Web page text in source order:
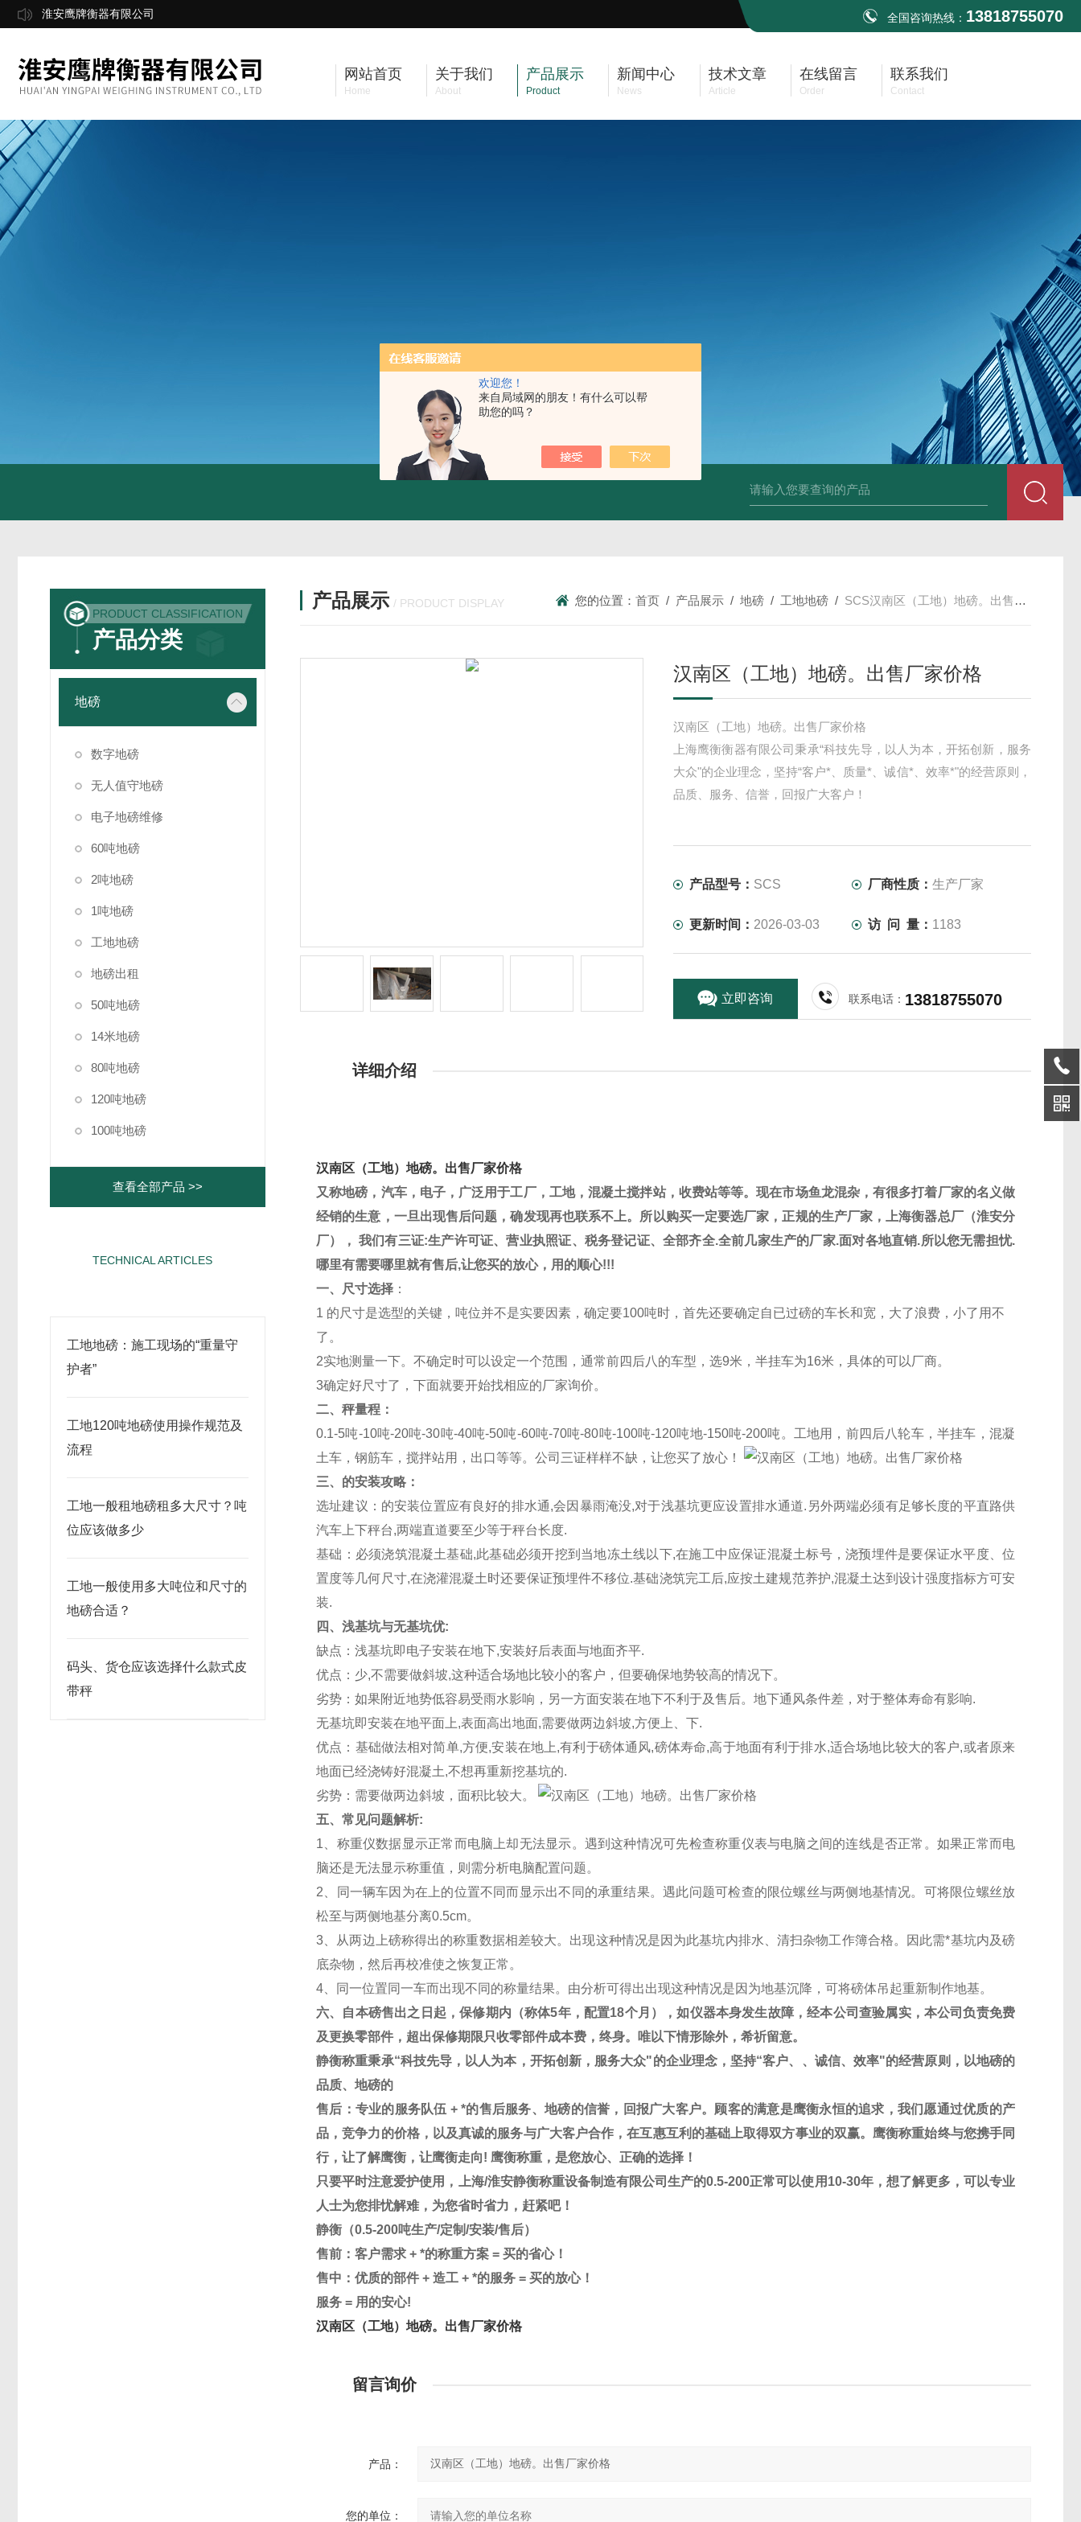
欢迎您！
来自局域网的朋友！有什么可以帮
助您的吗？
淮安鹰牌衡器有限公司 全国咨询热线： 13818755070
网站首页
Home
关于我们
About
产品展示
Product
新闻中心
News
技术文章
Article
在线留言
Order
联系我们
Contact
PRODUCT CLASSIFICATION
产品分类
地磅
数字地磅
无人值守地磅
电子地磅维修
60吨地磅
2吨地磅
1吨地磅
工地地磅
地磅出租
50吨地磅
14米地磅
80吨地磅
120吨地磅
100吨地磅
查看全部产品 >>
TECHNICAL ARTICLES
工地地磅：施工现场的“重量守
护者”
工地120吨地磅使用操作规范及
流程
工地一般租地磅租多大尺寸？吨
位应该做多少
工地一般使用多大吨位和尺寸的
地磅合适？
码头、货仓应该选择什么款式皮
带秤
产品展示 / PRODUCT DISPLAY 您的位置：首页 / 产品展示 /地磅 / 工地地磅 / SCS汉南区（工地）地磅。出售厂家价格
汉南区（工地）地磅。出售厂家价格
汉南区（工地）地磅。出售厂家价格
上海鹰衡衡器有限公司秉承“科技先导，以人为本，开拓创新，服务
大众"的企业理念，坚持“客户*、质量*、诚信*、效率*"的经营原则，
品质、服务、信誉，回报广大客户！
产品型号： SCS 厂商性质：生产厂家
更新时间： 2026-03-03 访 问 量： 1183
立即咨询 联系电话： 13818755070
详细介绍
汉南区（工地）地磅。出售厂家价格
又称地磅，汽车，电子，广泛用于工厂，工地，混凝土搅拌站，收费站等等。现在市场鱼龙混杂，有很多打着厂家的名义做
经销的生意，一旦出现售后问题，确发现再也联系不上。所以购买一定要选厂家，正规的生产厂家，
上海衡器总厂（淮安分
厂）
， 我们有三证:生产许可证、营业执照证、税务登记证、全部齐全.全前几家生产的厂家.面对各地直销.所以您无需担忧.
哪里有需要哪里就有售后,让您买的放心，用的顺心!!!
一、尺寸选择 ：
1 的尺寸是选型的关键，吨位并不是实要因素，确定要100吨时，首先还要确定自已过磅的车长和宽，大了浪费，小了用不
了。
2实地测量一下。不确定时可以设定一个范围，通常前四后八的车型，选9米，半挂车为16米，具体的可以厂商。
3确定好尺寸了，下面就要开始找相应的厂家询价。
二、秤量程：
0.1-5吨-10吨-20吨-30吨-40吨-50吨-60吨-70吨-80吨-100吨-120吨地-150吨-200吨。工地用，前四后八轮车，半挂车，混凝
土车，钢筋车，搅拌站用，出口等等。公司三证样样不缺，让您买了放心！
三、的安装攻略：
选址建议：的安装位置应有良好的排水通,会因暴雨淹没,对于浅基坑更应设置排水通道. 另外两端必须有足够长度的平直路供
汽车上下秤台,两端直道要至少等于秤台长度.
基础：必须浇筑混凝土基础,此基础必须开挖到当地冻土线以下,在施工中应保证混凝土标号，浇预埋件是要保证水平度、位
置度等几何尺寸,在浇灌混凝土时还要保证预埋件不移位.基础浇筑完工后,应按土建规范养护,混凝土达到设计强度指标方可安
装.
四、浅基坑与无基坑优:
缺点：浅基坑即电子安装在地下,安装好后表面与地面齐平.
优点：少,不需要做斜坡,这种适合场地比较小的客户，但要确保地势较高的情况下。
劣势：如果附近地势低容易受雨水影响，另一方面安装在地下不利于及售后。地下通风条件差，对于整体寿命有影响.
无基坑即安装在地平面上,表面高出地面,需要做两边斜坡,方便上、下.
优点：基础做法相对简单,方便,安装在地上,有利于磅体通风,磅体寿命,高于地面有利于排水,适合场地比较大的客户,或者原来
地面已经浇铸好混凝土,不想再重新挖基坑的.
劣势：需要做两边斜坡，面积比较大。
五、常见问题解析:
1 、称重仪数据显示正常而电脑上却无法显示。遇到这种情况可先检查称重仪表与电脑之间的连线是否正常。如果正常而电
脑还是无法显示称重值，则需分析电脑配置问题。
2 、同一辆车因为在上的位置不同而显示出不同的承重结果。遇此问题可检查的限位螺丝与两侧地基情况。可将限位螺丝放
松至与两侧地基分离0.5cm。
3 、从两边上磅称得出的称重数据相差较大。出现这种情况是因为此基坑内排水、清扫杂物工作簿合格。因此需*基坑内及磅
底杂物，然后再校准使之恢复正常。
4 、同一位置同一车而出现不同的称量结果。由分析可得出出现这种情况是因为地基沉降，可将磅体吊起重新制作地基。
六、自本磅售出之日起，保修期内（称体5年，配置18个月），如仪器本身发生故障，经本公司查验属实，本公司负责免费
及更换零部件，超出保修期限只收零部件成本费，终身。唯以下情形除外，希祈留意。
静衡称重秉承“科技先导，以人为本，开拓创新，服务大众"的企业理念，坚持“客户、、诚信、效率"的经营原则，以地磅的
品质、地磅的
售后：专业的服务队伍 +*的售后服务、地磅的信誉，回报广大客户。顾客的满意是鹰衡永恒的追求，我们愿通过优质的产
品，竞争力的价格，以及真诚的服务与广大客户合作，在互惠互利的基础上取得双方事业的双赢。鹰衡称重始终与您携手同
行，让了解鹰衡，让鹰衡走向! 鹰衡称重，是您放心、正确的选择！
只要平时注意爱护使用，上海/淮安静衡称重设备制造有限公司生产的0.5-200正常可以使用 10-30年，想了解更多，可以专业
人士为您排忧解难，为您省时省力，赶紧吧！
静衡（0.5-200吨生产/定制/安装/售后）
售前：客户需求 +*的称重方案 =买的省心！
售中：优质的部件 +造工 +*的服务 =买的放心！
服务 = 用的安心!
汉南区（工地）地磅。出售厂家价格
留言询价
产品：
您的单位：